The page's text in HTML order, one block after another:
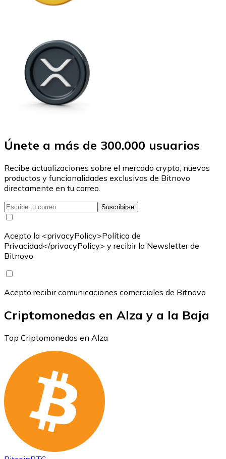
Únete a más de 300.000 usuarios
Recibe actualizaciones sobre el mercado crypto, nuevos
productos y funcionalidades exclusivas de Bitnovo
directamente en tu correo.
Suscribirse
Acepto la <privacyPolicy>Política de
Privacidad</privacyPolicy> y recibir la Newsletter de
Bitnovo
Acepto recibir comunicaciones comerciales de Bitnovo
Criptomonedas en Alza y a la Baja
Top Criptomonedas en Alza